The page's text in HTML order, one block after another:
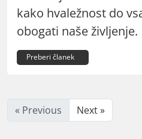
kako hvaležnost do
obogati naše življenje.
Preberi članek
« Previous Next »